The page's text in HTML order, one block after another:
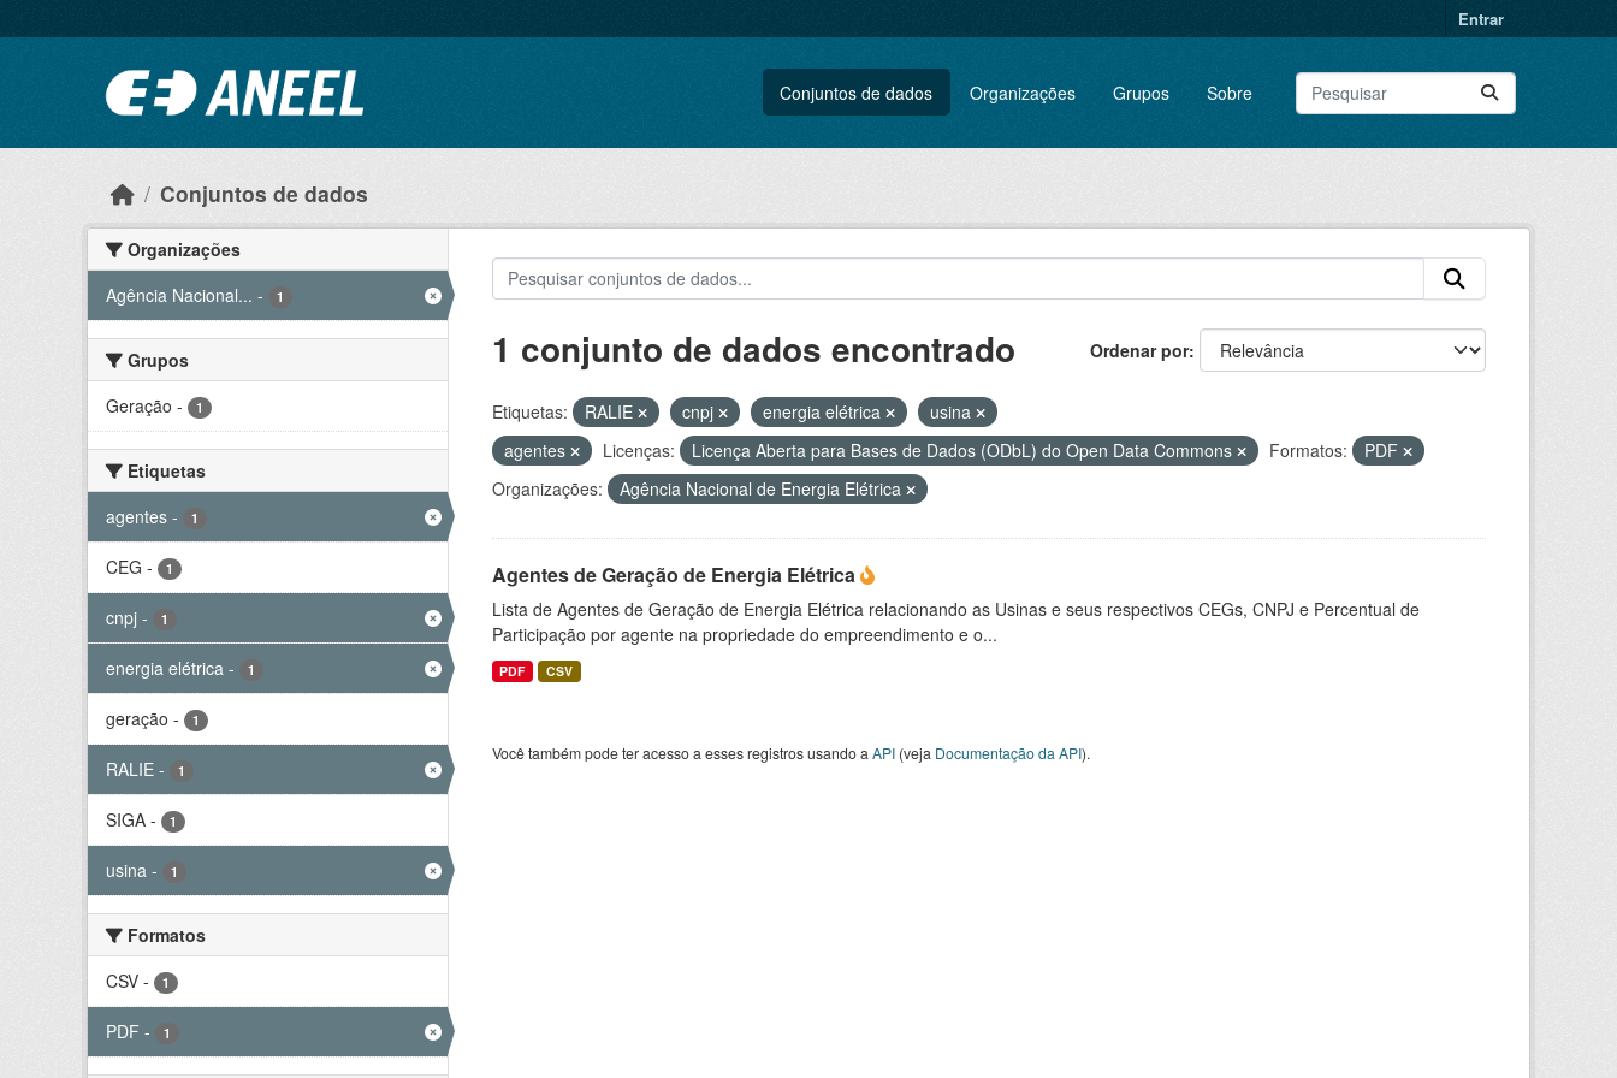
Entrar
Conjuntos de dados Organizações Grupos Sobre
Conjuntos de dados
Organizações
Agência Nacional... - 1
Grupos
Geração - 1
Etiquetas
agentes - 1
CEG - 1
cnpj - 1
energia elétrica - 1
geração - 1
RALIE - 1
SIGA - 1
usina - 1
Formatos
CSV - 1
PDF - 1
Ordenar por
1 conjunto de dados encontrado
Etiquetas: RALIE cnpj energia elétrica
usina
agentes
Licenças: Licença Aberta para Bases de Dados (ODbL) do Open Data Commons Formatos:
PDF
Organizações:
Agência Nacional de Energia Elétrica
Agentes de Geração de Energia Elétrica
Lista de Agentes de Geração de Energia Elétrica relacionando as Usinas e seus respectivos CEGs, CNPJ e Percentual de
Participação por agente na propriedade do empreendimento e o...
PDF CSV
Você também pode ter acesso a esses registros usando a API(veja Documentação da API).